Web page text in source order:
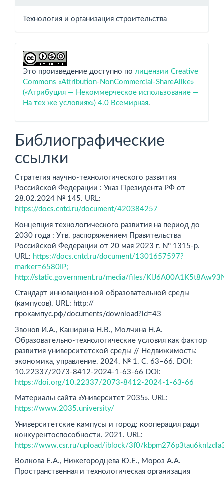
Технология и организация строительства
Это произведение доступно по лицензии Creative
Commons «Attribution-NonCommercial-ShareAlike»
(«Атрибуция — Некоммерческое использование —
На тех же условиях») 4.0 Всемирная.
Библиографические
ссылки
Стратегия научно-технологического развития
Российской Федерации : Указ Президента РФ от
28.02.2024 № 145. URL:
https://docs.cntd.ru/document/420384257
Концепция технологического развития на период до
2030 года : Утв. распоряжением Правительства
Российской Федерации от 20 мая 2023 г. № 1315-р.
URL: https://docs.cntd.ru/document/1301657597?
marker=6580IP;
http://static.government.ru/media/files/
Стандарт инновационной образовательной среды
(кампусов). URL: http://
прокампус.рф/documents/download?id=43
Звонов И.А., Каширина Н.В., Молчина Н.А.
Образовательно-технологические условия как фактор
развития университетской среды // Недвижимость:
экономика, управление. 2024. № 1. С. 63–66. DOI:
10.22337/2073-8412-2024-1-63-66 DOI:
https://doi.org/10.22337/2073-8412-2024-1-63-66
Материалы сайта «Университет 2035». URL:
https://www.2035.university/
Университетские кампусы и город: кооперация ради
конкурентоспособности. 2021. URL:
https://www.csr.ru/upload/iblock/3f0/
Волкова Е.А., Нижегородцева Ю.Е., Мороз А.А.
Пространственная и технологическая организация